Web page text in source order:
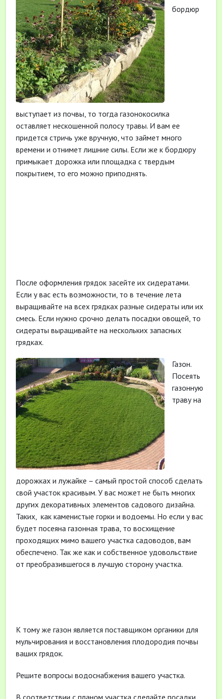
бордюр
выступает из почвы, то тогда газонокосилка
оставляет нескошенной полосу травы. И вам ее
придется стричь уже вручную, что займет много
времени и отнимет лишние силы. Если же к бордюру
примыкает дорожка или площадка с твердым
покрытием, то его можно приподнять.
После оформления грядок засейте их сидератами.
Если у вас есть возможности, то в течение лета
выращивайте на всех грядках разные сидераты или их
смесь. Если нужно срочно делать посадки овощей, то
сидераты выращивайте на нескольких запасных
грядках.
Газон.
Посеять
газонную
траву на
дорожках и лужайке – самый простой способ сделать
свой участок красивым. У вас может не быть многих
других декоративных элементов садового дизайна.
Таких, как каменистые горки и водоемы. Но если у вас
будет посеяна газонная трава, то восхищение
проходящих мимо вашего участка садоводов, вам
обеспечено. Так же как и собственное удовольствие
от преобразившегося в лучшую сторону участка.
К тому же газон является поставщиком органики для
мульчирования и восстановления плодородия почвы
ваших грядок.
Решите вопросы водоснабжения вашего участка.
В соответствии с планом участка сделайте посадки